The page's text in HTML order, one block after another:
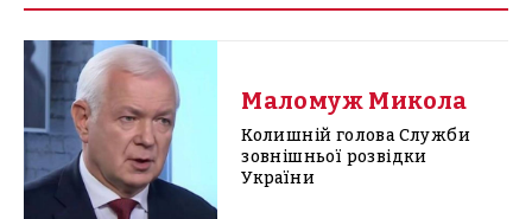
Маломуж Микола
Колишній голова Служби
зовнішньої розвідки
України